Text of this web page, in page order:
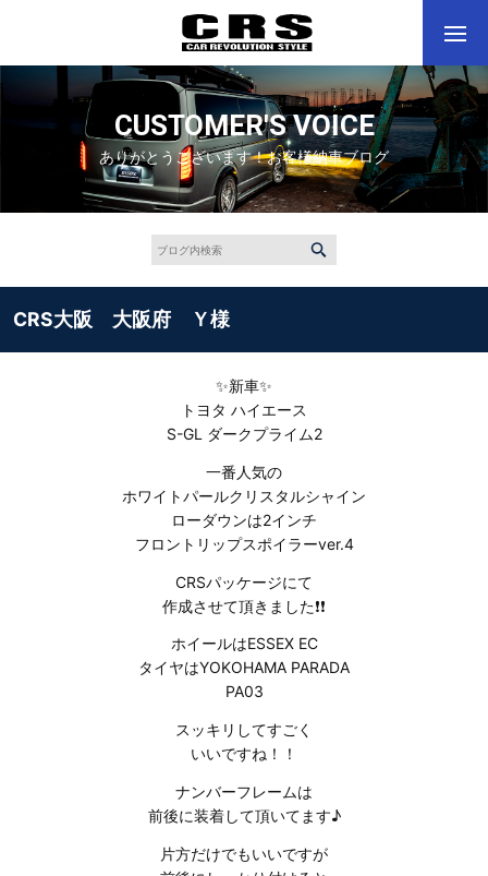
CUSTOMER'S VOICE
ありがとうございます！お客様納車ブログ
CRS大阪 大阪府 Ｙ様
✨新車✨
トヨタ ハイエース
S-GL ダークプライム2
一番人気の
ホワイトパールクリスタルシャイン
ローダウンは2インチ
フロントリップスポイラーver.4
CRSパッケージにて
作成させて頂きました❗❗
ホイールはESSEX EC
タイヤはYOKOHAMA PARADA
PA03
スッキリしてすごく
いいですね！！
ナンバーフレームは
前後に装着して頂いてます♪
片方だけでもいいですが